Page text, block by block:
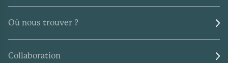
Où nous trouver ?
Collaboration